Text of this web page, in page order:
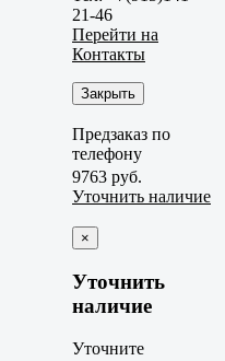
21-46
Перейти на
Контакты
Закрыть
Предзаказ по
телефону
9763 руб.
Уточнить наличие
×
Уточнить
наличие
Уточните